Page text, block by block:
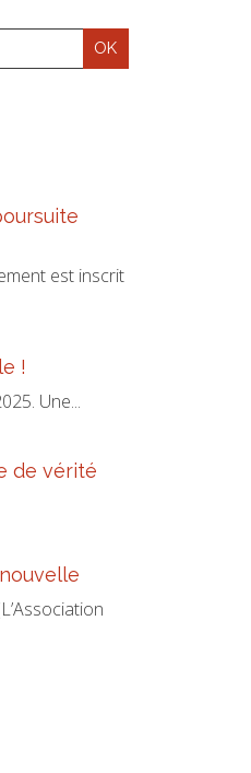
est inscrit
!
Une...
de vérité